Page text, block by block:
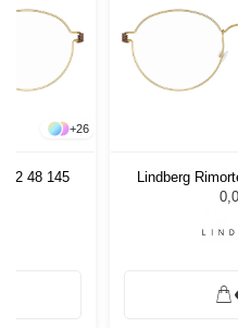
+26
48 145
Lindberg